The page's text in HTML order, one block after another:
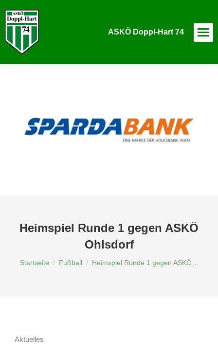
ASKÖ Doppl-Hart 74
Heimspiel Runde 1 gegen ASKÖ
Ohlsdorf
Du bist hier:
Startseite Fußball Heimspiel Runde 1 gegen ASKÖ…
Aktuelles